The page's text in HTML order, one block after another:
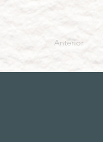
Anterior